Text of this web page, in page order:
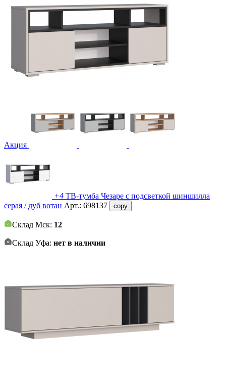
Акция
+4 ТВ-тумба Чезаре c подсветкой шиншилла
серая / дуб вотан Арт.: 698137 copy
Склад Мск: 12
Склад Уфа: нет в наличии